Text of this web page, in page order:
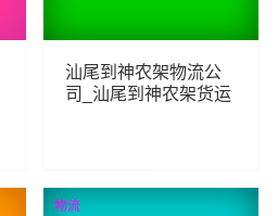
汕尾到神农架物流公
司_汕尾到神农架货运
254 查看详细
物流